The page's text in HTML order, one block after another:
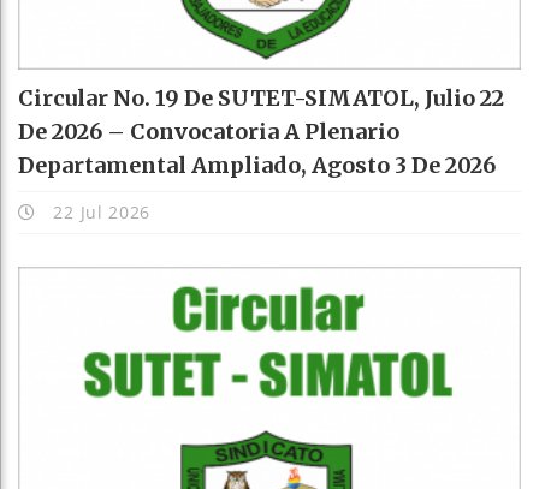
Circular No. 19 De SUTET-SIMATOL, Julio 22
De 2026 – Convocatoria A Plenario
Departamental Ampliado, Agosto 3 De 2026
22 Jul 2026